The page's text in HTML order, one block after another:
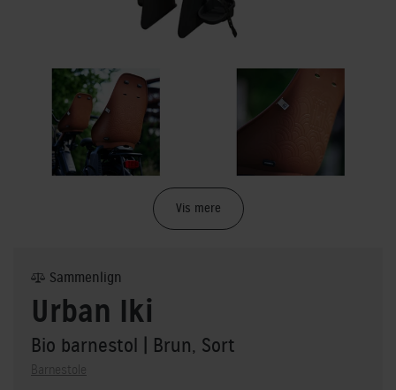
Vis mere
Urban Iki
Bio barnestol | Brun, Sort
Barnestole
Sammenlign